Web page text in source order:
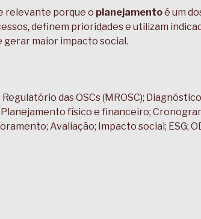
relevante porque o planejamentoé um
definem prioridades e utilizam
maior impacto social.
das OSCs (MROSC);
físico e financeiro;
Avaliação; Impacto social; ESG;